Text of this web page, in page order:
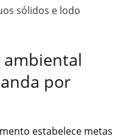
sólidos e lodo
ambiental
por
estabelece metas